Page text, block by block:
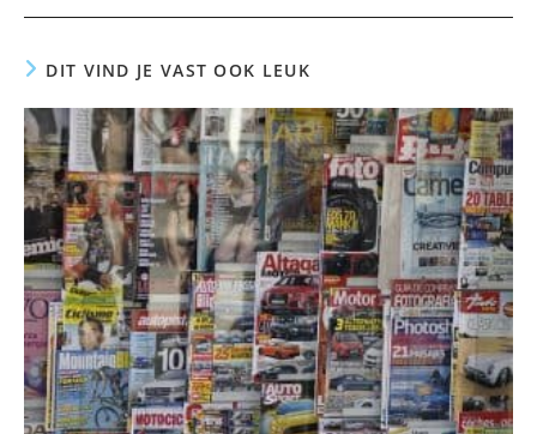
DIT VIND JE VAST OOK LEUK